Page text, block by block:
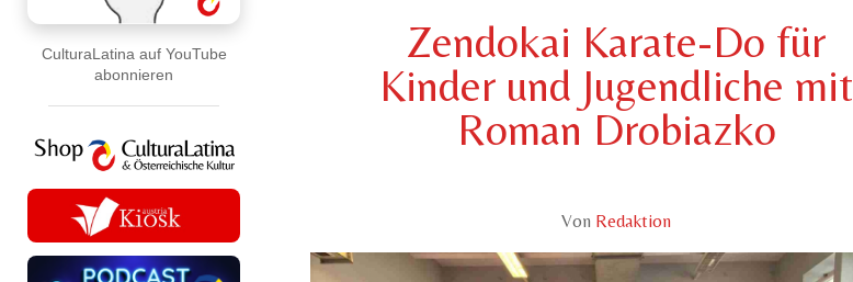
CulturaLatina auf YouTube
abonnieren
Zendokai Karate-Do für
Kinder und Jugendliche mit
Roman Drobiazko
Von Redaktion